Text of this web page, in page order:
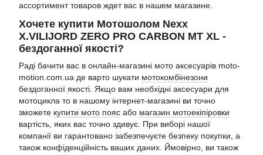
ассортимент товаров ждет вас в нашем магазине.
Хочете купити Мотошолом Nexx
X.VILIJORD ZERO PRO CARBON MT XL -
бездоганної якості?
Раді бачити вас в онлайн-магазині мото аксесуарів moto-
motion.com.ua де варто шукати мотокомбінезони
бездоганної якості. Якщо вам необхідні аксесуари для
мотоцикла то в нашому інтернет-магазині ви точно
зможете купити мото пояс або магазин мотоекіпіровки
вартість, яких вас точно здивує. При виборі нашої
компанії ви гарантовано забезпечуєте безпеку покупки, а
також конфіденційність ваших даних. Ймовірно, ви також